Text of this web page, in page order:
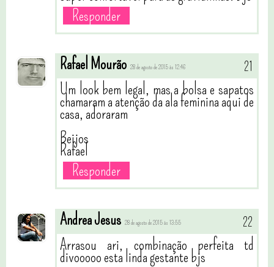
Responder
Rafael Mourão 28 de agosto de 2015 às 12:46
Um look bem legal, mas a bolsa e sapatos
chamaram a atenção da ala feminina aqui de
casa, adoraram
Beijos
Rafael
Responder
Andrea Jesus 28 de agosto de 2015 às 13:55
Arrasou ari, combinação perfeita td
divooooo esta linda gestante bjs